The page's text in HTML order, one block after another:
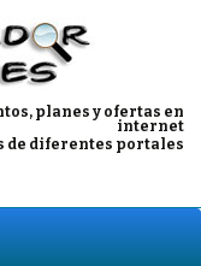
planes y ofertas en
internet
de diferentes portales